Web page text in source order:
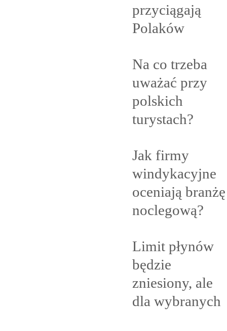
przyciągają
Polaków
Na co trzeba
uważać przy
polskich
turystach?
Jak firmy
windykacyjne
oceniają branżę
noclegową?
Limit płynów
będzie
zniesiony, ale
dla wybranych